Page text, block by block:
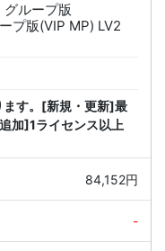
ループ版
プ版(VIP MP) LV2
ます。[新規・更新]最
加]1ライセンス以上
84,152円
-